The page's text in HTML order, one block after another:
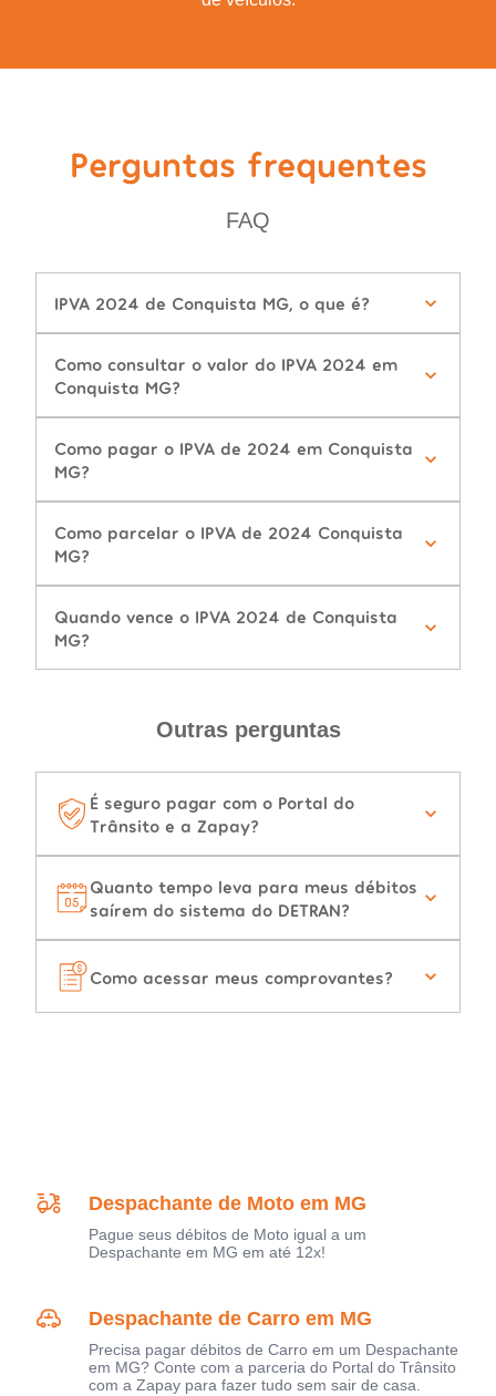
Perguntas frequentes
FAQ
IPVA 2024 de Conquista MG, o que é?
Como consultar o valor do IPVA 2024 em
Conquista MG?
Como pagar o IPVA de 2024 em Conquista
MG?
Como parcelar o IPVA de 2024 Conquista
MG?
Quando vence o IPVA 2024 de Conquista
MG?
Outras perguntas
É seguro pagar com o Portal do
Trânsito e a Zapay?
Quanto tempo leva para meus débitos
saírem do sistema do DETRAN?
Como acessar meus comprovantes?
Despachante de Moto em MG
Pague seus débitos de Moto igual a um
Despachante em MG em até 12x!
Despachante de Carro em MG
Precisa pagar débitos de Carro em um Despachante
em MG? Conte com a parceria do Portal do Trânsito
com a Zapay para fazer tudo sem sair de casa.